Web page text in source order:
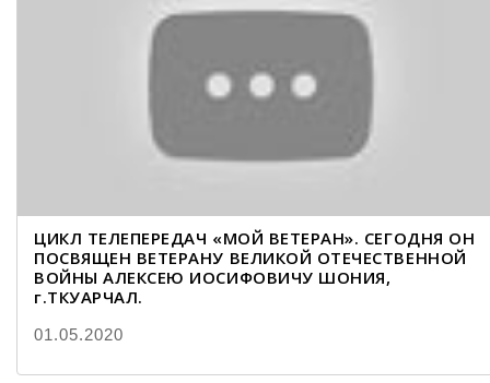
ЦИКЛ ТЕЛЕПЕРЕДАЧ «МОЙ ВЕТЕРАН». СЕГОДНЯ ОН
ПОСВЯЩЕН ВЕТЕРАНУ ВЕЛИКОЙ ОТЕЧЕСТВЕННОЙ
ВОЙНЫ АЛЕКСЕЮ ИОСИФОВИЧУ ШОНИЯ,
г.ТКУАРЧАЛ.
01.05.2020